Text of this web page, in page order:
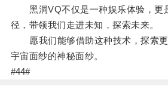
黑洞VQ不仅是一种娱乐体验，更
径，带领我们走进未知，探索未来。
愿我们能够借助这种技术，探索更
宇宙面纱的神秘面纱。
#44#